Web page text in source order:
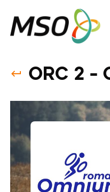
ORC 2 -